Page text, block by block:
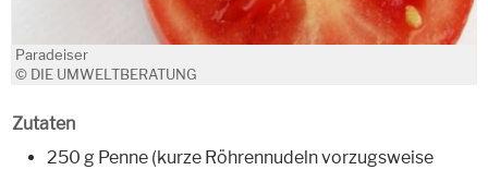
Paradeiser
© DIE UMWELTBERATUNG
Zutaten
250 g Penne (kurze Röhrennudeln vorzugsweise